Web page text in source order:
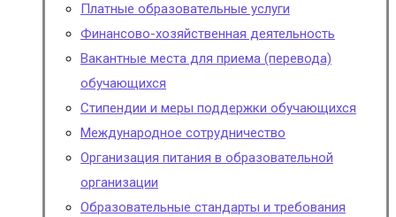
Платные образовательные услуги
Финансово-хозяйственная деятельность
Вакантные места для приема (перевода)
обучающихся
Стипендии и меры поддержки обучающихся
Международное сотрудничество
Организация питания в образовательной
организации
Образовательные стандарты и требования